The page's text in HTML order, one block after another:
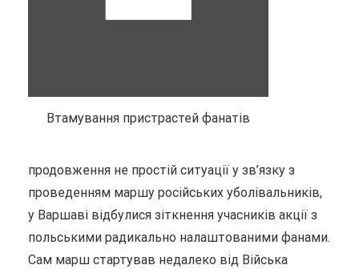
Втамування пристрастей фанатів
продовження не простій ситуації у зв’язку з
проведенням маршу російських уболівальників,
у Варшаві відбулися зіткнення учасників акції з
польськими радикально налаштованими фанами.
Сам марш стартував недалеко від Війська